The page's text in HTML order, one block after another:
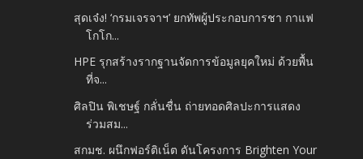
สุดเจ๋ง! ‘กรมเจรจาฯ’ ยกทัพผู้ประกอบการชา กาแฟ
โกโก...
HPE รุกสร้างรากฐานจัดการข้อมูลยุคใหม่ ด้วยพื้น
ที่จ...
ศิลปิน พิเชษฐ์ กลั่นชื่น ถ่ายทอดศิลปะการแสดง
ร่วมสม...
สกมช. ผนึกฟอร์ติเน็ต ดันโครงการ Brighten Your